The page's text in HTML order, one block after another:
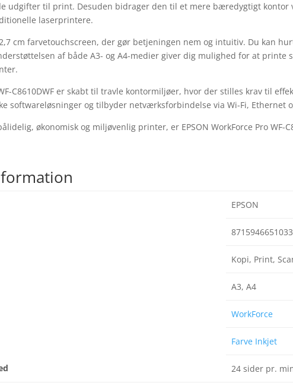
udgifter til print. Desuden bidrager den til et mere bæredygtigt
laserprintere.
cm farvetouchscreen, der gør betjeningen nem og intuitiv. Du kan
af både A3- og A4-medier giver dig mulighed for at
WF-C8610DWF er skabt til travle kontormiljøer, hvor der stilles krav til
softwareløsninger og tilbyder netværksforbindelse via Wi-Fi, Ethernet
økonomisk og miljøvenlig printer, er EPSON WorkForce Pro WF-
EPSON
8715946651033
Kopi, Print,
A3, A4
WorkForce
Farve Inkjet
24 sider pr.